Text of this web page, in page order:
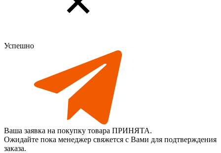
Успешно
Ваша заявка на покупку товара ПРИНЯТА.
Ожидайте пока менеджер свяжется с Вами для подтверждения
заказа.